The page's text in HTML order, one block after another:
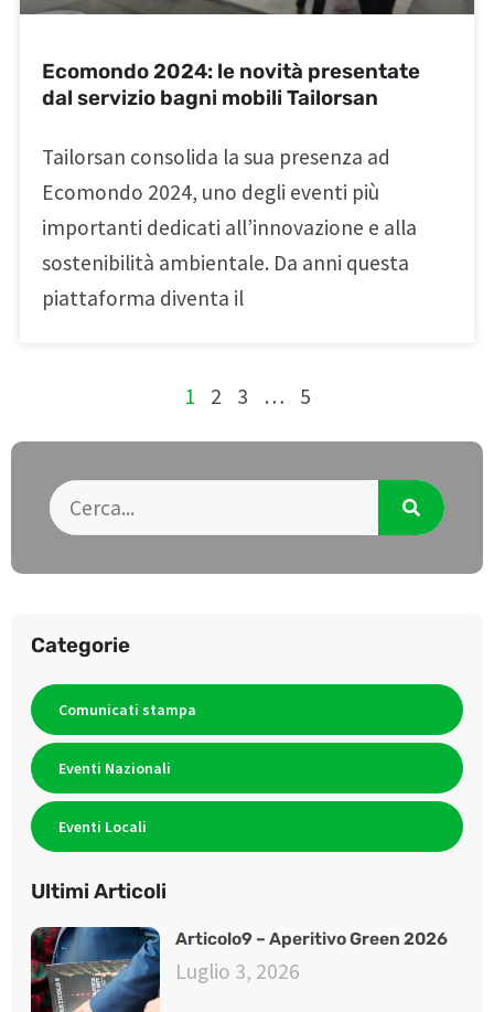
Ecomondo 2024: le novità presentate
dal servizio bagni mobili Tailorsan
Tailorsan consolida la sua presenza ad
Ecomondo 2024, uno degli eventi più
importanti dedicati all’innovazione e alla
sostenibilità ambientale. Da anni questa
piattaforma diventa il
1 2 3 … 5
Categorie
Comunicati stampa
Eventi Nazionali
Eventi Locali
Ultimi Articoli
Articolo9 – Aperitivo Green 2026
Luglio 3, 2026